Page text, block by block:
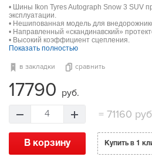
• Шины Ikon Tyres Autograph Snow 3 SUV
эксплуатации.
• Нешипованная модель для
• Направленный «скандинавский»
• Высокий коэффициент сцепления.
Показать полностью
в закладки сравнить
17790 руб.
4 = 71160
В корзину Купить в 1